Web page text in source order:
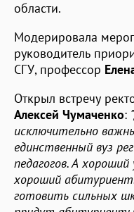
области.
Модерировала
руководитель
СГУ, профессор
Открыл встречу
Алексей Чумаченко:
исключительно
единственный вуз
педагогов. А
хороший
готовить сильных